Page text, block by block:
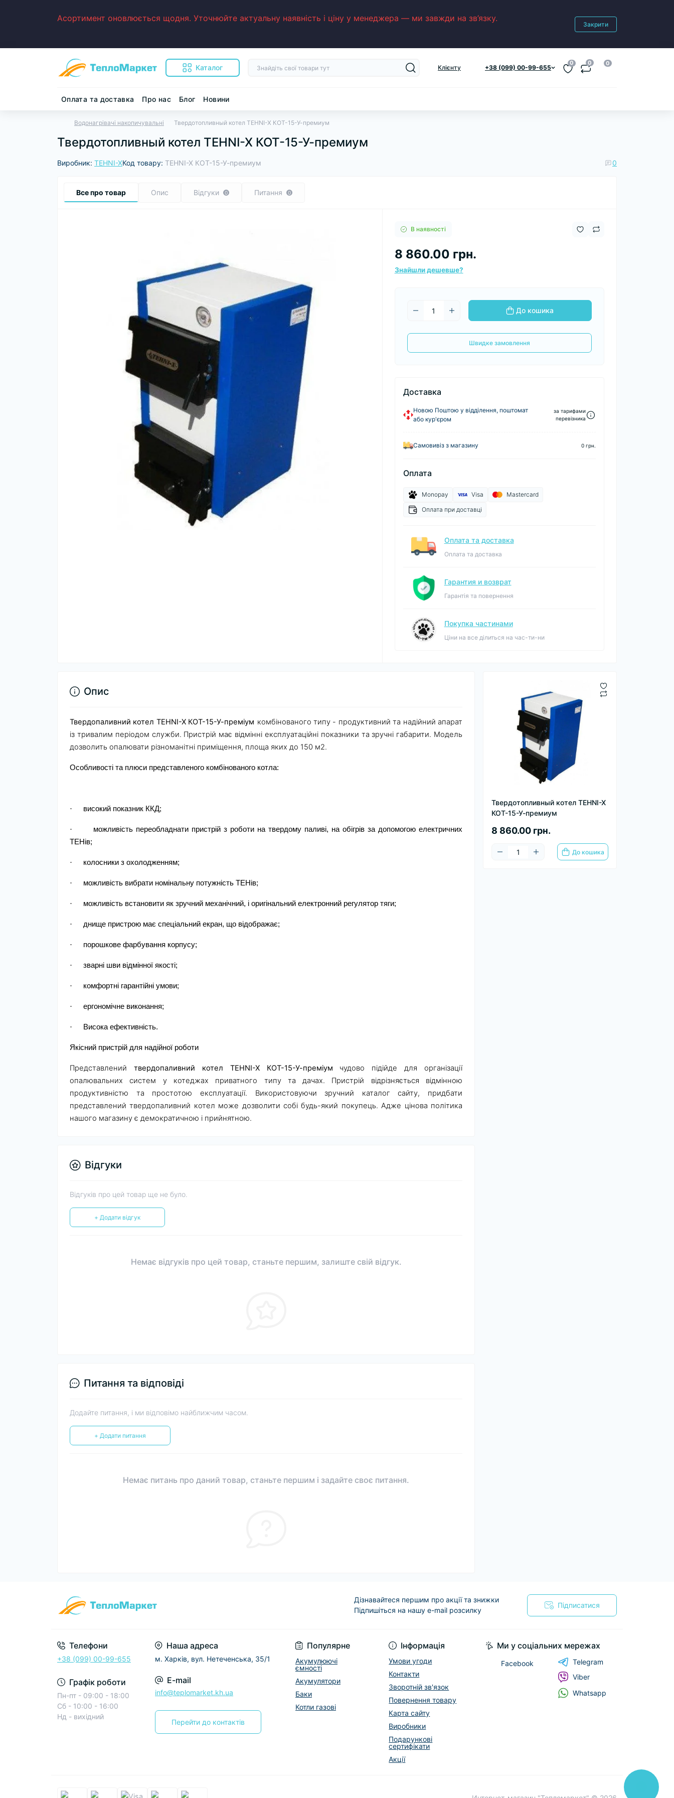
Асортимент оновлюється щодня. Уточнюйте актуальну наявність і ціну у менеджера — ми завжди на зв’язку.
Закрити
Каталог Клієнту +38 (099) 00-99-655
0 0 0
Оплата та доставка Про нас Блог Новини
Водонагрівачі накопичувальні Твердотопливный котел TEHNI-X КОТ-15-У-премиум
Твердотопливный котел TEHNI-X КОТ-15-У-премиум
Виробник: TEHNI-XКод товару: TEHNI-X КОТ-15-У-премиум 0
Все про товар Опис Відгуки 0 Питання 0
В наявності
8 860.00 грн.
Знайшли дешевше?
До кошика
Швидке замовлення
Доставка
Новою Поштою у відділення, поштомат
або кур'єром
за тарифами
перевізника
Самовивіз з магазину 0 грн.
Оплата
Monopay Visa
Mastercard
Оплата при доставці
Оплата та доставка
Оплата та доставка
Гарантия и возврат
Гарантія та повернення
Покупка частинами
Ціни на все ділиться на час-ти-ни
Твердотопливный котел TEHNI-X
КОТ-15-У-премиум
8 860.00 грн.
До кошика
Опис
Твердопаливний котел TEHNI-X КОТ-15-У-преміум комбінованого типу - продуктивний та надійний апарат
із тривалим періодом служби. Пристрій має відмінні експлуатаційні показники та зручні габарити. Модель
дозволить опалювати різноманітні приміщення, площа яких до 150 м2.
Особливості та плюси представленого комбінованого котла:
· високий показник ККД;
·
можливість переобладнати пристрій з роботи на твердому паливі, на обігрів за допомогою електричних
ТЕНів;
· колосники з охолодженням;
· можливість вибрати номінальну потужність ТЕНів;
· можливість встановити як зручний механічний, і оригінальний електронний регулятор тяги;
· днище пристрою має спеціальний екран, що відображає;
· порошкове фарбування корпусу;
· зварні шви відмінної якості;
· комфортні гарантійні умови;
· ергономічне виконання;
· Висока ефективність.
Якісний пристрій для надійної роботи
Представлений твердопаливний котел TEHNI-X КОТ-15-У-преміум чудово підійде для організації
опалювальних систем у котеджах приватного типу та дачах. Пристрій відрізняється відмінною
продуктивністю та простотою експлуатації. Використовуючи зручний каталог сайту, придбати
представлений твердопаливний котел може дозволити собі будь-який покупець. Адже цінова політика
нашого магазину є демократичною і прийнятною.
Відгуки
Відгуків про цей товар ще не було.
+ Додати відгук
Немає відгуків про цей товар, станьте першим, залиште свій відгук.
Питання та відповіді
Додайте питання, і ми відповімо найближчим часом.
+ Додати питання
Немає питань про даний товар, станьте першим і задайте своє питання.
Дізнавайтеся першим про акції та знижки
Підпишіться на нашу e-mail розсилку
Підписатися
Телефони
+38 (099) 00-99-655
Графік роботи
Пн-пт - 09:00 - 18:00
Сб - 10:00 - 16:00
Нд - вихідний
Наша адреса
м. Харків, вул. Нетеченська, 35/1
E-mail
info@teplomarket.kh.ua
Перейти до контактів
Популярне
Акумулюючі
ємності
Акумулятори
Баки
Котли газові
Інформація
Умови угоди
Контакти
Зворотній зв'язок
Повернення товару
Карта сайту
Виробники
Подарункові
сертифікати
Акції
Ми у соціальних мережах
Facebook
Telegram
Viber
Whatsapp